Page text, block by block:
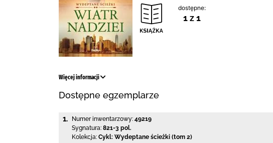
dostępne:
1 z 1
Więcej informacji
Dostępne egzemplarze
1. Numer inwentarzowy: 49219
Sygnatura: 821-3 pol.
Kolekcja: Cykl: Wydeptane ścieżki (tom 2)